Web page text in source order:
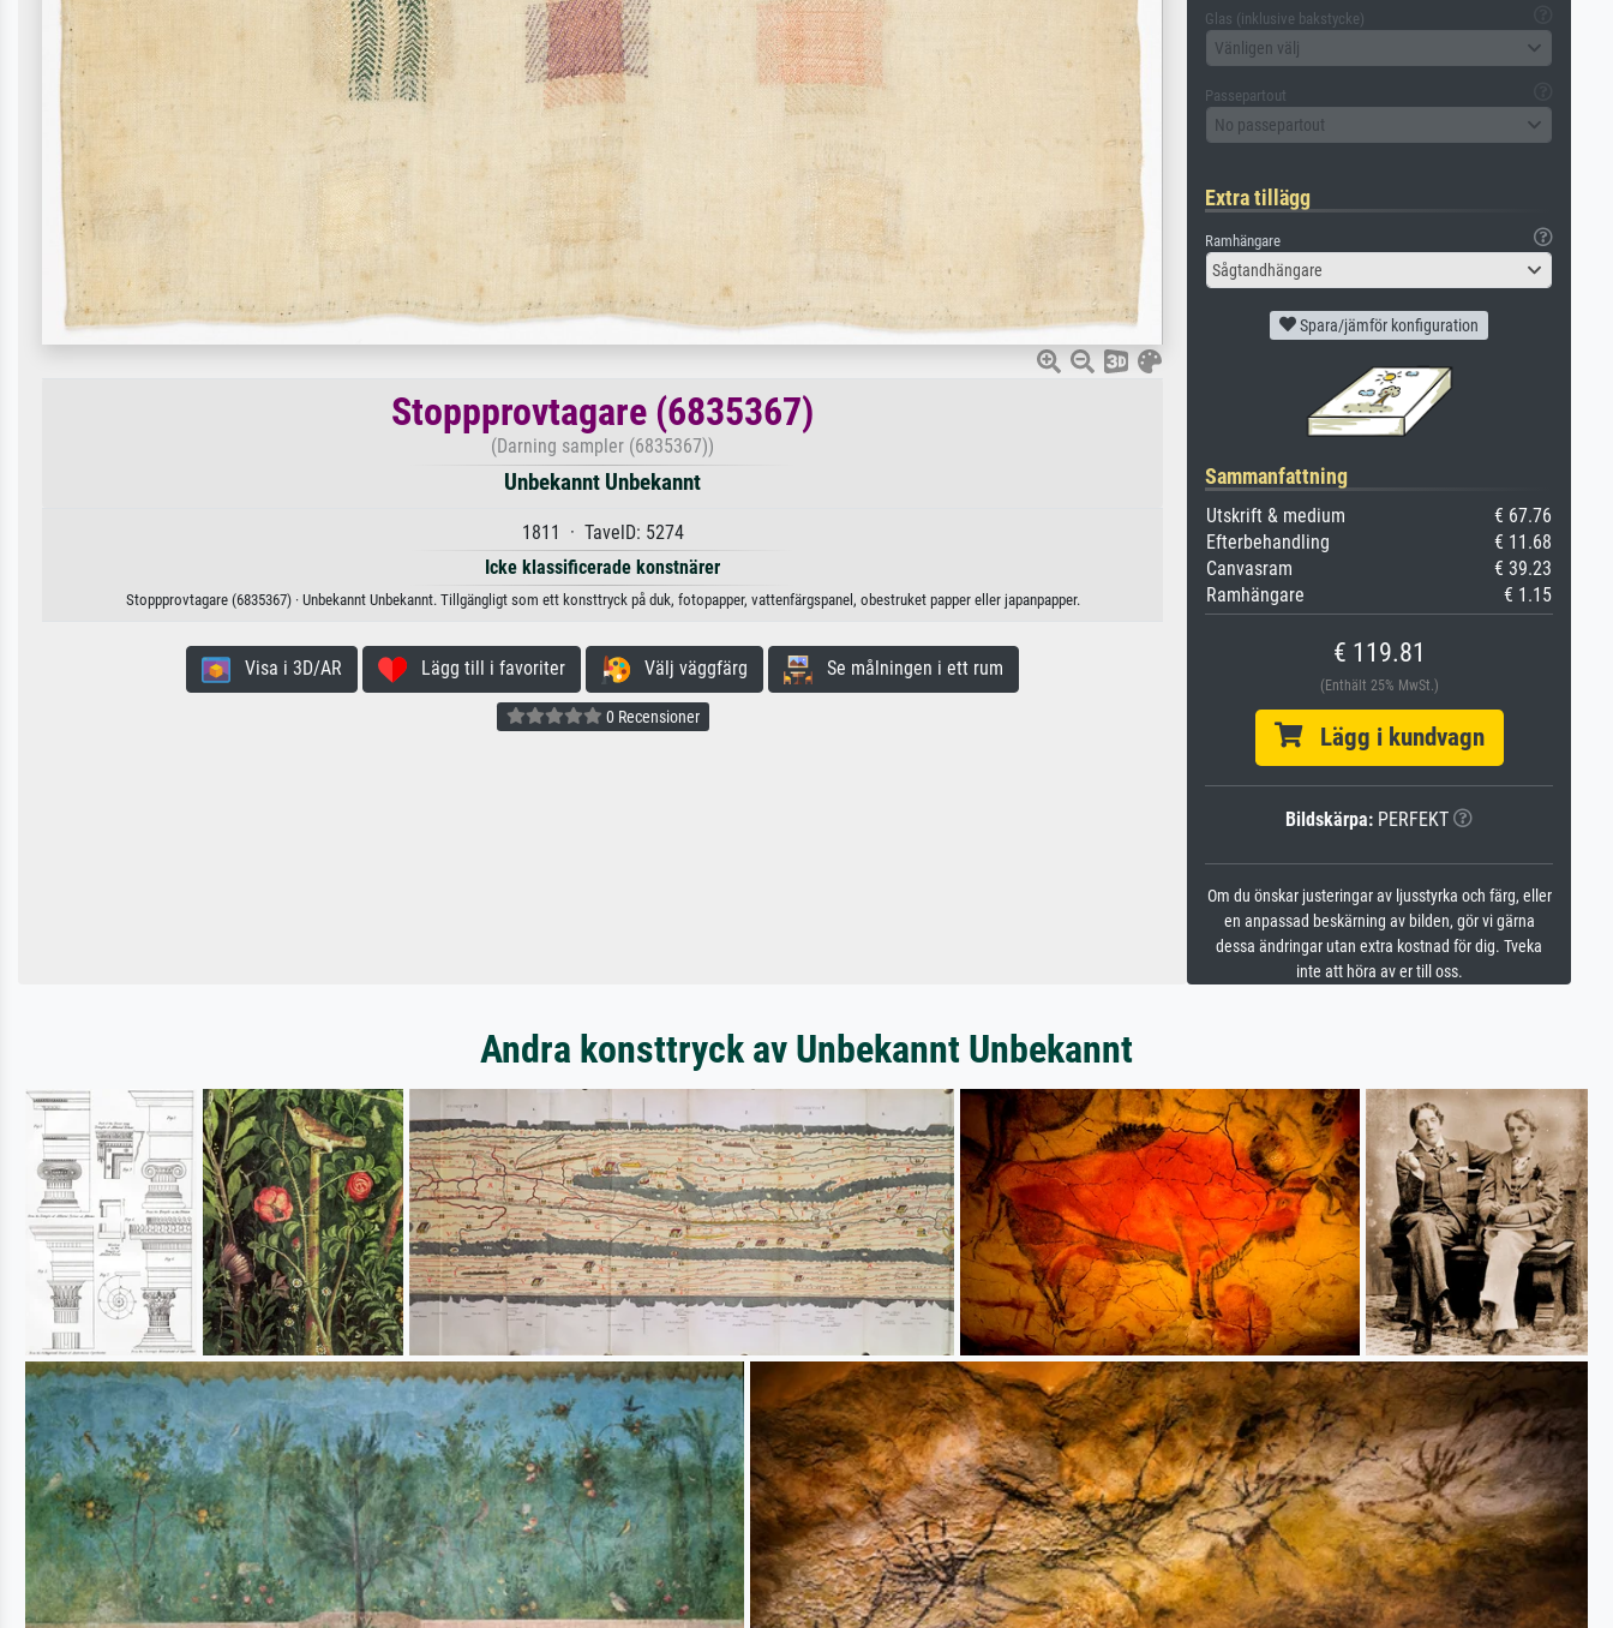
Stoppprovtagare (6835367)
(Darning sampler (6835367))
Unbekannt Unbekannt
1811 · TavelD: 5274
Icke klassificerade konstnärer
Stoppprovtagare (6835367) · Unbekannt Unbekannt. Tillgängligt som ett konsttryck på duk, fotopapper, vattenfärgspanel, obestruket papper eller japanpapper.
Visa i 3D/AR Lägg till i favoriter Välj väggfärg Se målningen i ett rum
0 Recensioner
Glas (inklusive bakstycke)
Vänligen välj
Passepartout
No passepartout
Extra tillägg
Ramhängare
Sågtandhängare
Spara/jämför konfiguration
Sammanfattning
Utskrift & medium
€ 67.76
Efterbehandling
€ 11.68
Canvasram
€ 39.23
Ramhängare
€ 1.15
€ 119.81
(Enthält 25% MwSt.)
Lägg i kundvagn
Bildskärpa: PERFEKT
Om du önskar justeringar av ljusstyrka och färg, eller
en anpassad beskärning av bilden, gör vi gärna
dessa ändringar utan extra kostnad för dig. Tveka
inte att höra av er till oss.
Andra konsttryck av Unbekannt Unbekannt